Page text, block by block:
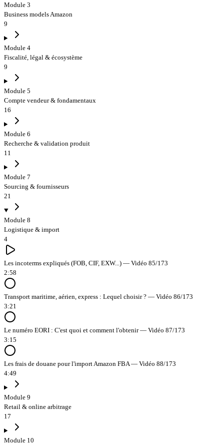
Module 3
Business models Amazon
9
Module 4
Fiscalité, légal & écosystème
9
Module 5
Compte vendeur & fondamentaux
16
Module 6
Recherche & validation produit
11
Module 7
Sourcing & fournisseurs
21
Module 8
Logistique & import
4
Les incoterms expliqués (FOB, CIF, EXW...) — Vidéo 85/173
2:58
Transport maritime, aérien, express : Lequel choisir ? — Vidéo 86/173
3:21
Le numéro EORI : C'est quoi et comment l'obtenir — Vidéo 87/173
3:15
Les frais de douane pour l'import Amazon FBA — Vidéo 88/173
4:49
Module 9
Retail & online arbitrage
17
Module 10